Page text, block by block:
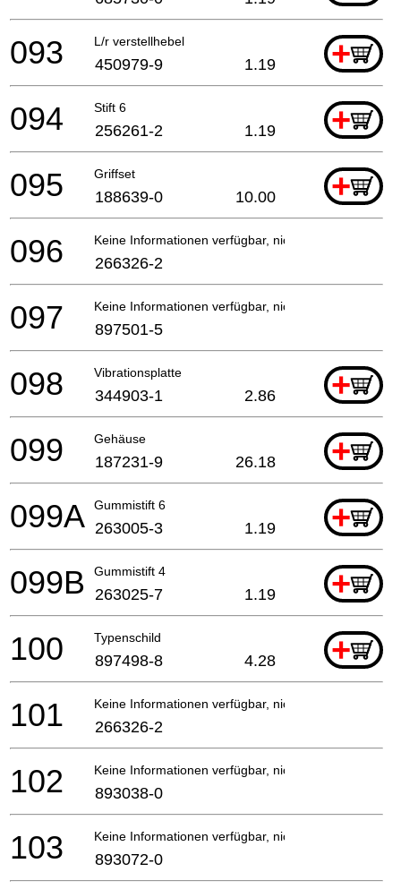
L/r verstellhebel +
093 450979-9 1.19
Stift 6 +
094 256261-2 1.19
Griffset +
095 188639-0 10.00
Keine Informationen verfügbar, nicht bestellbar
096 266326-2
Keine Informationen verfügbar, nicht bestellbar
097 897501-5
Vibrationsplatte +
098 344903-1 2.86
Gehäuse +
099 187231-9 26.18
Gummistift 6 +
099A 263005-3 1.19
Gummistift 4 +
099B 263025-7 1.19
Typenschild +
100 897498-8 4.28
Keine Informationen verfügbar, nicht bestellbar
101 266326-2
Keine Informationen verfügbar, nicht bestellbar
102 893038-0
Keine Informationen verfügbar, nicht bestellbar
103 893072-0